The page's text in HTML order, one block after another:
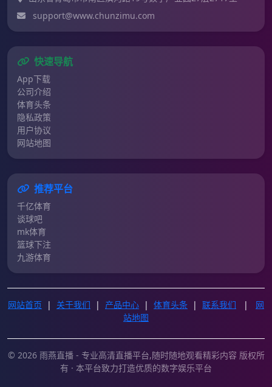
support@www.chunzimu.com
快速导航
App下载
公司介绍
体育头条
隐私政策
用户协议
网站地图
推荐平台
千亿体育
谈球吧
mk体育
篮球下注
九游体育
网站首页 | 关于我们 | 产品中心 | 体育头条 | 联系我们 |
网
站地图
© 2026 雨燕直播 - 专业高清直播平台,随时随地观看精彩内容 版权所
有 · 本平台致力打造优质的数字娱乐平台